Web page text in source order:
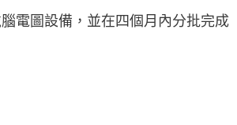
電圖設備，並在四個月內分批完成